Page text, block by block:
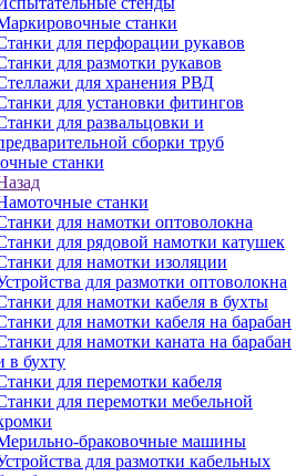
станки
для перфорации рукавов
для размотки рукавов
для хранения РВД
для установки фитингов
для развальцовки и
сборки труб
станки
станки
для намотки оптоволокна
для рядовой намотки катушек
для намотки изоляции
для размотки оптоволокна
для намотки кабеля в бухты
для намотки кабеля на барабан
для намотки каната на барабан
в бухту
для перемотки кабеля
для перемотки мебельной
браковочные машины
для размотки кабельных